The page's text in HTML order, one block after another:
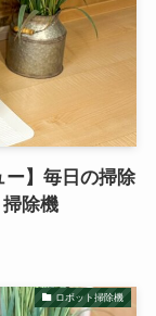
ー】毎日の掃除
除機
ロボット掃除機